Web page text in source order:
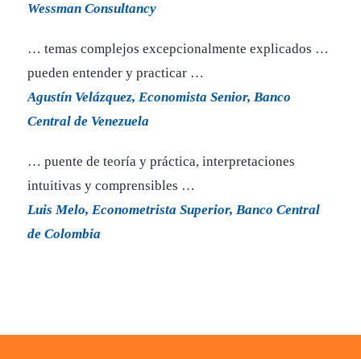
Wessman Consultancy
… temas complejos excepcionalmente explicados …
pueden entender y practicar …
Agustín Velázquez, Economista Senior, Banco
Central de Venezuela
… puente de teoría y práctica, interpretaciones
intuitivas y comprensibles …
Luis Melo, Econometrista Superior, Banco Central
de Colombia